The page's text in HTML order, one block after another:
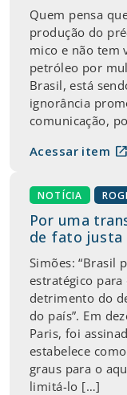
Quem pensa
produção do
mico e não tem
petróleo por
Brasil, está
ignorância
comunicação,
Acessar item open_in_new
NOTÍCIA
Por uma
de fato justa
Simões: “Brasil
estratégico
detrimento do
do país”. Em
Paris, foi
estabelece
graus para o
limitá-lo […]